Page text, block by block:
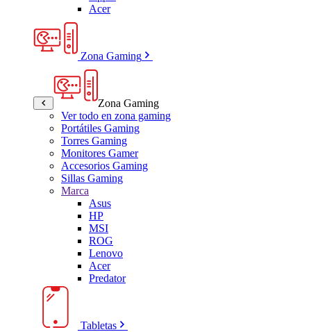
Acer
Zona Gaming
Zona Gaming
Ver todo en zona gaming
Portátiles Gaming
Torres Gaming
Monitores Gamer
Accesorios Gaming
Sillas Gaming
Marca
Asus
HP
MSI
ROG
Lenovo
Acer
Predator
Tabletas